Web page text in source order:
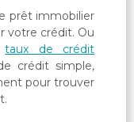
prêt immobilier
votre crédit. Ou
taux de crédit
crédit simple,
pour trouver